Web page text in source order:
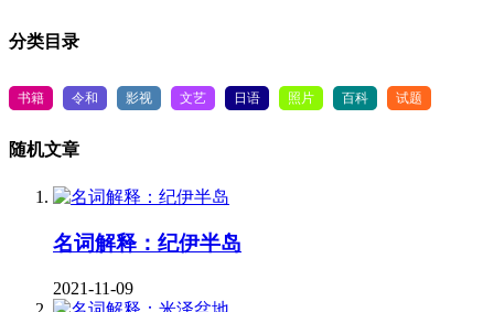
分类目录
书籍 令和 影视 文艺 日语 照片 百科 试题
随机文章
名词解释：纪伊半岛
2021-11-09